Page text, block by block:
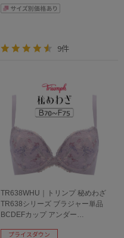
9件
TR638WHU｜トリンプ 秘めわざ
TR638シリーズ ブラジャー単品
BCDEFカップ アンダー
プライスダウン